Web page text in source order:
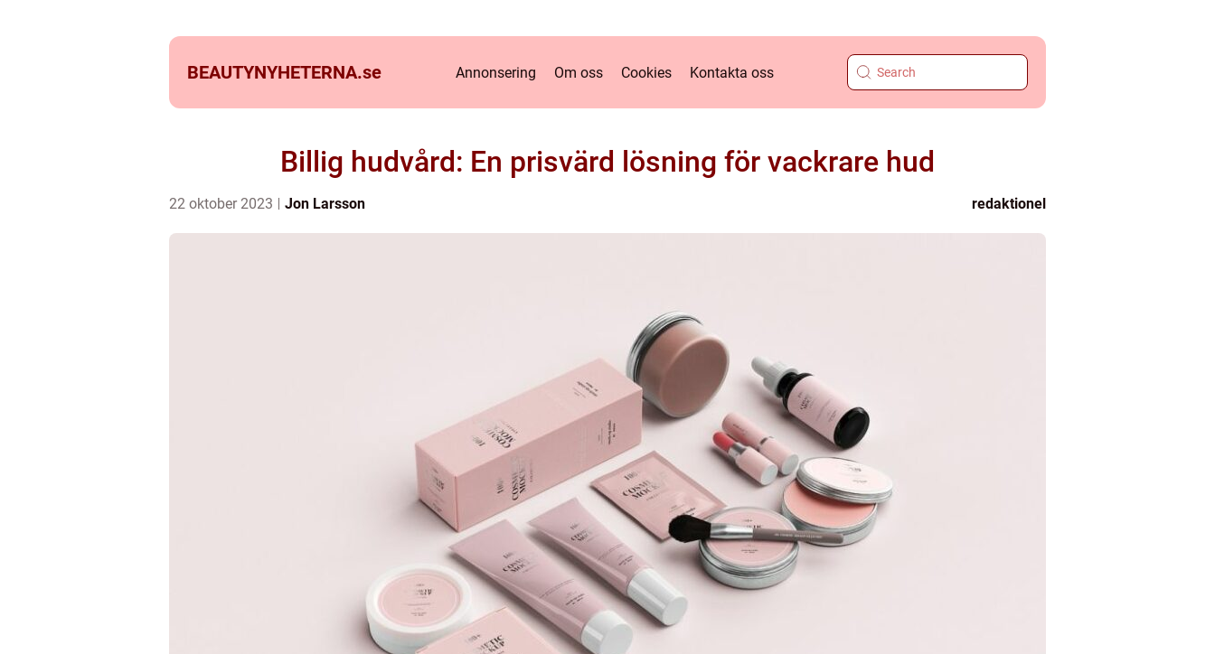
BEAUTYNYHETERNA.se Annonsering Om oss Cookies Kontakta oss
Billig hudvård: En prisvärd lösning för vackrare hud
22 oktober 2023 Jon Larsson redaktionel